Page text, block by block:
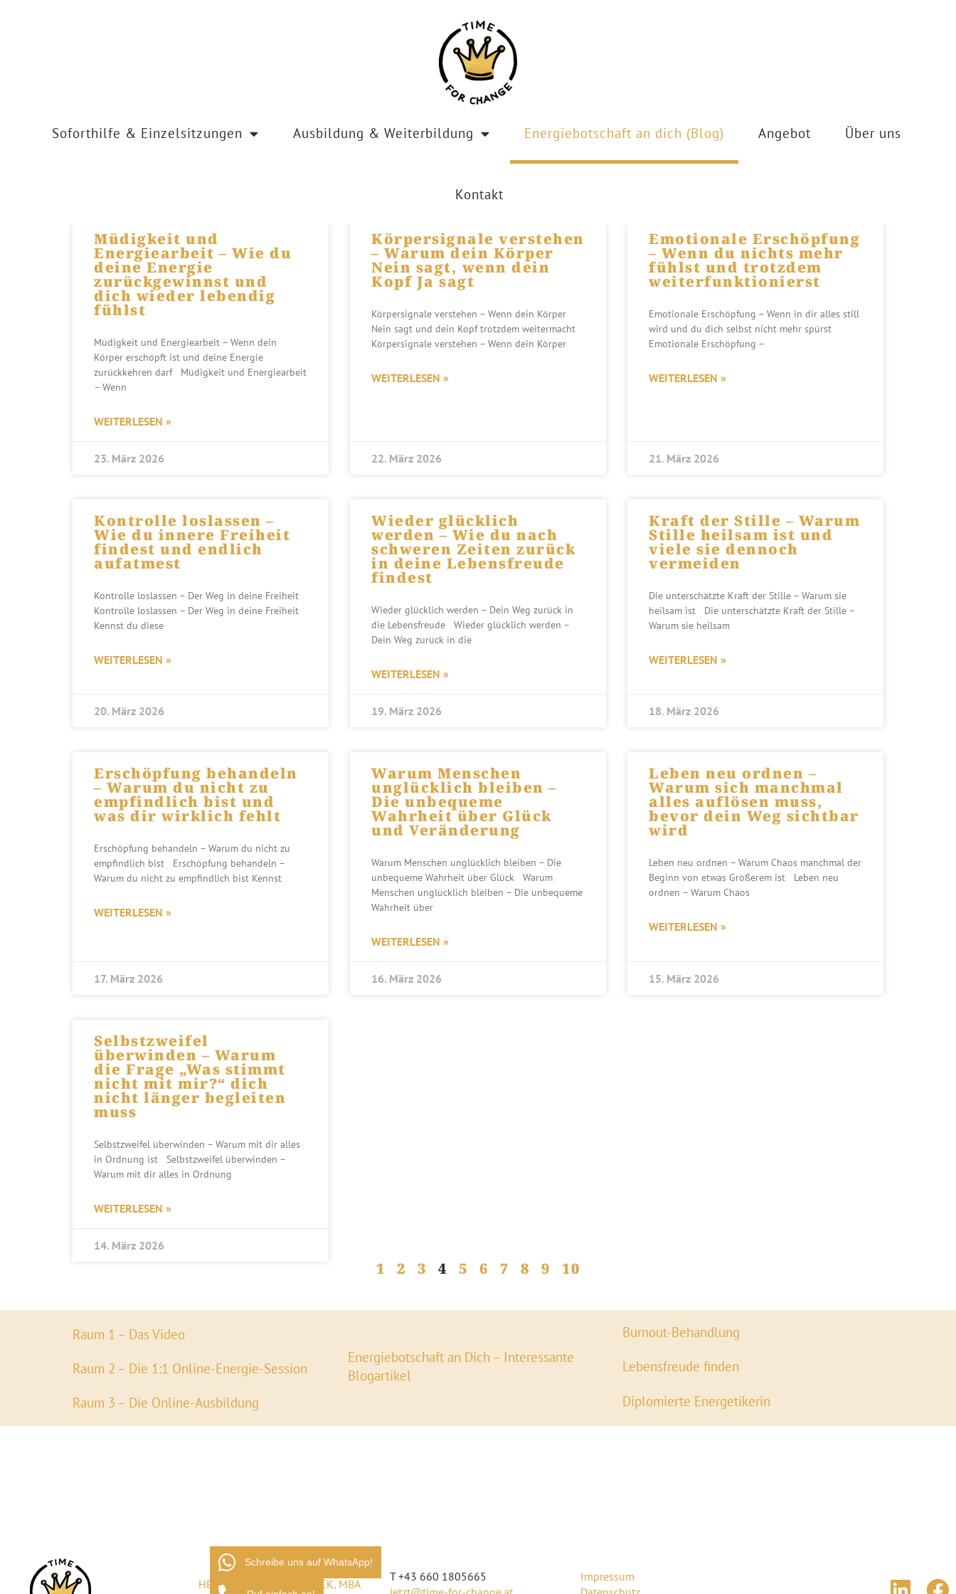
Soforthilfe & Einzelsitzungen Ausbildung & Weiterbildung Energiebotschaft an dich (Blog) Angebot Über uns
Kontakt
Unsere Energiebotschaften für dich
Müdigkeit und
Energiearbeit – Wie du
deine Energie
zurückgewinnst und
dich wieder lebendig
fühlst
Müdigkeit und Energiearbeit – Wenn dein
Körper erschöpft ist und deine Energie
zurückkehren darf Müdigkeit und Energiearbeit
– Wenn
WEITERLESEN »
23. März 2026
Körpersignale verstehen
– Warum dein Körper
Nein sagt, wenn dein
Kopf Ja sagt
Körpersignale verstehen – Wenn dein Körper
Nein sagt und dein Kopf trotzdem weitermacht
Körpersignale verstehen – Wenn dein Körper
WEITERLESEN »
22. März 2026
Emotionale Erschöpfung
– Wenn du nichts mehr
fühlst und trotzdem
weiterfunktionierst
Emotionale Erschöpfung – Wenn in dir alles still
wird und du dich selbst nicht mehr spürst
Emotionale Erschöpfung –
WEITERLESEN »
21. März 2026
Kontrolle loslassen –
Wie du innere Freiheit
findest und endlich
aufatmest
Kontrolle loslassen – Der Weg in deine Freiheit
Kontrolle loslassen – Der Weg in deine Freiheit
Kennst du diese
WEITERLESEN »
20. März 2026
Wieder glücklich
werden – Wie du nach
schweren Zeiten zurück
in deine Lebensfreude
findest
Wieder glücklich werden – Dein Weg zurück in
die Lebensfreude Wieder glücklich werden –
Dein Weg zurück in die
WEITERLESEN »
19. März 2026
Kraft der Stille – Warum
Stille heilsam ist und
viele sie dennoch
vermeiden
Die unterschätzte Kraft der Stille – Warum sie
heilsam ist Die unterschätzte Kraft der Stille –
Warum sie heilsam
WEITERLESEN »
18. März 2026
Erschöpfung behandeln
– Warum du nicht zu
empfindlich bist und
was dir wirklich fehlt
Erschöpfung behandeln – Warum du nicht zu
empfindlich bist Erschöpfung behandeln –
Warum du nicht zu empfindlich bist Kennst
WEITERLESEN »
17. März 2026
Warum Menschen
unglücklich bleiben –
Die unbequeme
Wahrheit über Glück
und Veränderung
Warum Menschen unglücklich bleiben – Die
unbequeme Wahrheit über Glück Warum
Menschen unglücklich bleiben – Die unbequeme
Wahrheit über
WEITERLESEN »
16. März 2026
Leben neu ordnen –
Warum sich manchmal
alles auflösen muss,
bevor dein Weg sichtbar
wird
Leben neu ordnen – Warum Chaos manchmal der
Beginn von etwas Größerem ist Leben neu
ordnen – Warum Chaos
WEITERLESEN »
15. März 2026
Selbstzweifel
überwinden – Warum
die Frage „Was stimmt
nicht mit mir?“ dich
nicht länger begleiten
muss
Selbstzweifel überwinden – Warum mit dir alles
in Ordnung ist Selbstzweifel überwinden –
Warum mit dir alles in Ordnung
WEITERLESEN »
14. März 2026
1 2 3 4 5 6 7 8 9 10
Raum 1 – Das Video
Raum 2 – Die 1:1 Online-Energie-Session
Raum 3 – Die Online-Ausbildung
Energiebotschaft an Dich – Interessante
Blogartikel
Burnout-Behandlung
Lebensfreude finden
Diplomierte Energetikerin
HEIKE SCHIFFNER-SCHECK, MBA
T +43 660 1805665
Impressum
Schreibe uns auf WhatsApp!